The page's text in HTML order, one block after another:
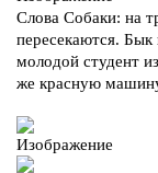
Слова Собаки: на
пересекаются. Бык
молодой студент
же красную